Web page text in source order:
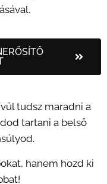
tudsz maradni a
tartani a belső
hanem hozd ki